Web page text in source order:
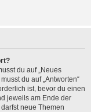
du auf „Neues
du auf „Antworten“
ist, bevor du einen
jeweils am Ende der
neue Themen